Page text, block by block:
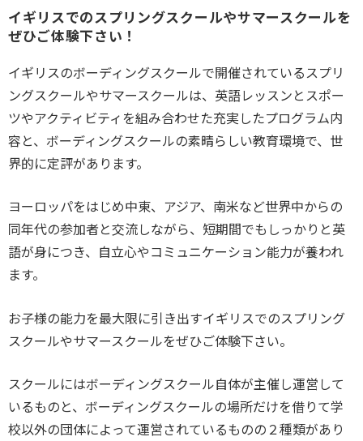
イギリスでのスプリングスクールやサマースクールを
ぜひご体験下さい！
イギリスのボーディングスクールで開催されているスプリ
ングスクールやサマースクールは、英語レッスンとスポー
ツやアクティビティを組み合わせた充実したプログラム内
容と、ボーディングスクールの素晴らしい教育環境で、世
界的に定評があります。
ヨーロッパをはじめ中東、アジア、南米など世界中からの
同年代の参加者と交流しながら、短期間でもしっかりと英
語が身につき、自立心やコミュニケーション能力が養われ
ます。
お子様の能力を最大限に引き出すイギリスでのスプリング
スクールやサマースクールをぜひご体験下さい。
スクールにはボーディングスクール自体が主催し運営して
いるものと、ボーディングスクールの場所だけを借りて学
校以外の団体によって運営されているものの２種類があり